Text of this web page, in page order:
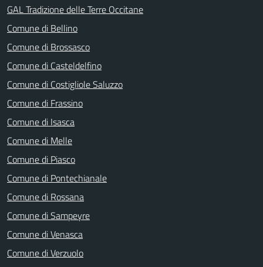
GAL Tradizione delle Terre Occitane
Comune di Bellino
Comune di Brossasco
Comune di Casteldelfino
Comune di Costigliole Saluzzo
Comune di Frassino
Comune di Isasca
Comune di Melle
Comune di Piasco
Comune di Pontechianale
Comune di Rossana
Comune di Sampeyre
Comune di Venasca
Comune di Verzuolo